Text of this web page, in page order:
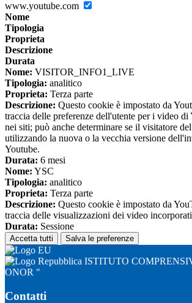
www.youtube.com
Nome
Tipologia
Proprieta
Descrizione
Durata
Nome: VISITOR_INFO1_LIVE
Tipologia: analitico
Proprieta: Terza parte
Descrizione: Questo cookie è impostato da
traccia delle preferenze dell'utente per i video di
nei siti; può anche determinare se il visitatore
utilizzando la nuova o la vecchia versione
Youtube.
Durata: 6 mesi
Nome: YSC
Tipologia: analitico
Proprieta: Terza parte
Descrizione: Questo cookie è impostato da
traccia delle visualizzazioni dei video
Durata: Sessione
Accetta tutti Salva le preferenze
ISTITUTO
ONOR "
Contatti